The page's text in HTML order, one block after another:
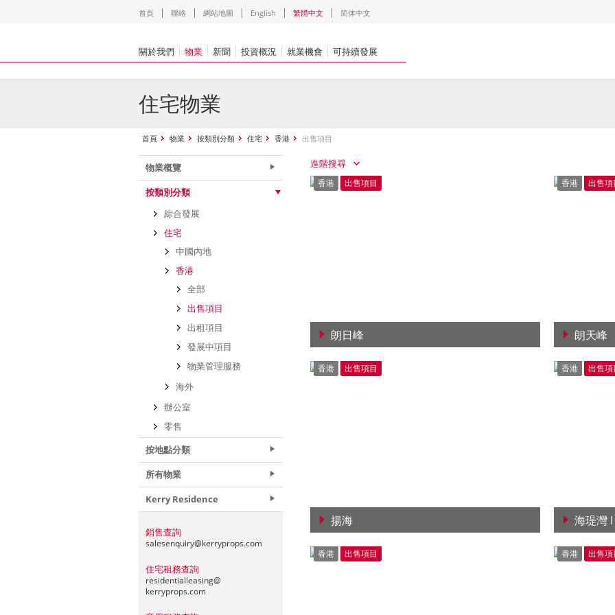
首頁 聯絡 網站地圖 English 繁體中文 简体中文
關於我們 物業 新聞 投資概況 就業機會 可持續發展
住宅物業
首頁 物業 按類別分類 住宅 香港 出售項目
進階搜尋
香港 出售項目
朗日峰
香港 出售項
朗天峰
香港 出售項目
揚海
香港 出售項
海瑅灣 I
香港 出售項目 香港 出售項
物業概覽
按類別分類
綜合發展
住宅
中國內地
香港
全部
出售項目
出租項目
發展中項目
物業管理服務
海外
辦公室
零售
按地點分類
所有物業
Kerry Residence
銷售查詢
salesenquiry@kerryprops.com
住宅租務查詢
residentialleasing@
kerryprops.com